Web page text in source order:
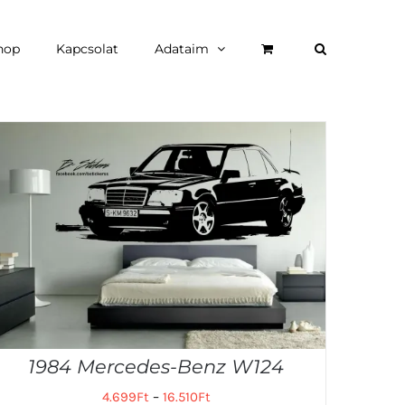
Kapcsolat Adataim
1984 Mercedes-Benz W124
4.699Ft– 16.510Ft